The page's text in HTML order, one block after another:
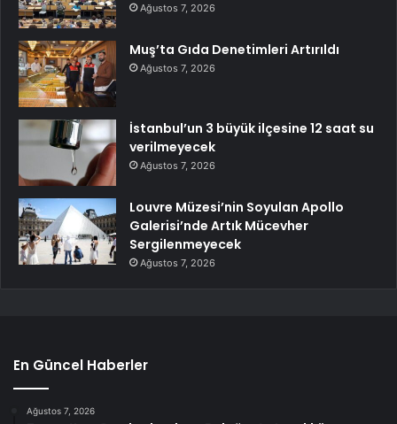
Ağustos 7, 2026
Muş’ta Gıda Denetimleri Artırıldı
Ağustos 7, 2026
İstanbul’un 3 büyük ilçesine 12 saat su
verilmeyecek
Ağustos 7, 2026
Louvre Müzesi’nin Soyulan Apollo
Galerisi’nde Artık Mücevher
Sergilenmeyecek
Ağustos 7, 2026
En Güncel Haberler
Ağustos 7, 2026